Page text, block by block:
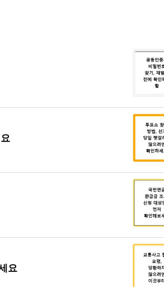
요